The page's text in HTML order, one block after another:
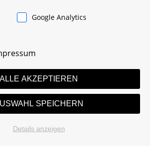
Google Analytics
ALLE AKZEPTIEREN
SPEICHERN
Details anzeigen